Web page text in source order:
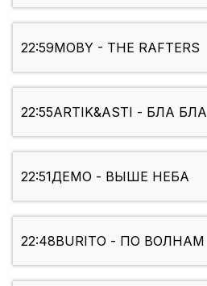
22:59MOBY - THE RAFTERS
22:55ARTIK&ASTI - БЛА БЛА
22:51ДЕМО - ВЫШЕ НЕБА
22:48BURITO - ПО ВОЛНАМ